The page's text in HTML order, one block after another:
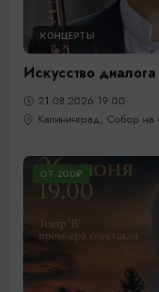
КОНЦЕРТЫ
Искусство диалога
21.08.2026 19:00
Калининград, Собор на
ОТ 200₽